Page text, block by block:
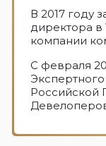
В 2017 году
директора в
компании
С февраля
Российской